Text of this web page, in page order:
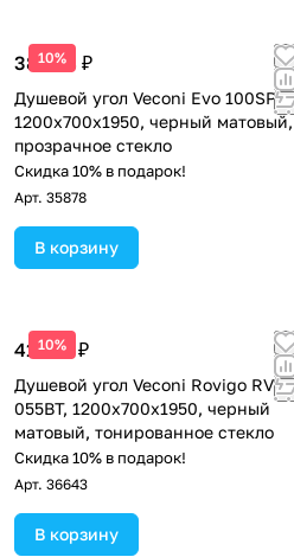
10%
38 208 ₽
Душевой угол Veconi Evo 100SP B
1200х700x1950, черный матовый,
прозрачное стекло
Скидка 10% в подарок!
Арт. 35878
В корзину
10%
41 657 ₽
Душевой угол Veconi Rovigo RV-
055BT, 1200х700х1950, черный
матовый, тонированное стекло
Скидка 10% в подарок!
Арт. 36643
В корзину